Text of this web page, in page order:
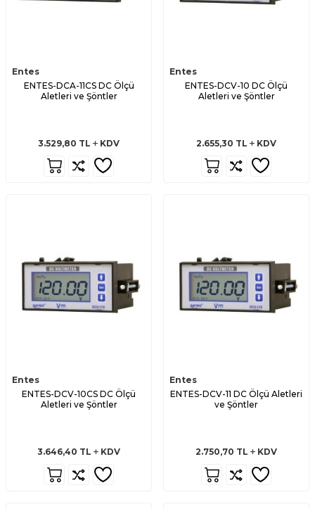
Entes
ENTES-DCA-11CS DC Ölçü
Aletleri ve Şöntler
3.529,80 TL KDV
Entes
ENTES-DCV-10 DC Ölçü
Aletleri ve Şöntler
2.655,30 TL KDV
Entes
ENTES-DCV-10CS DC Ölçü
Aletleri ve Şöntler
3.646,40 TL KDV
Entes
ENTES-DCV-11 DC Ölçü Aletleri
ve Şöntler
2.750,70 TL KDV